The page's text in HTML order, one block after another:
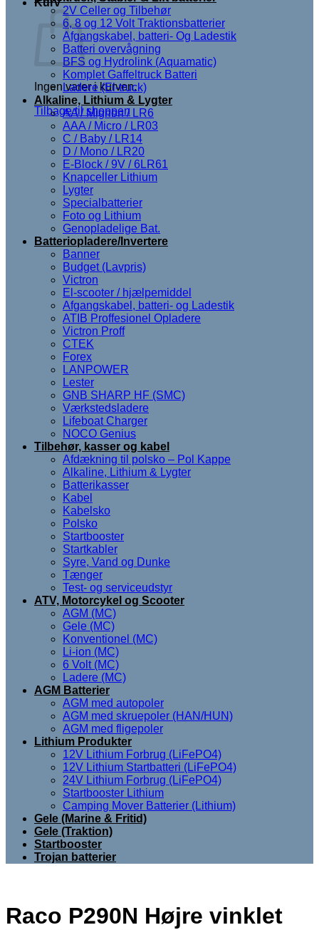
Kurv
Ingen varer i kurven.
Tilbage til shoppen
2V Celler og Tilbehør
6, 8 og 12 Volt Traktionsbatterier
Afgangskabel, batteri- Og Ladestik
Batteri overvågning
BFS og Hydrolink (Aquamatic)
Komplet Gaffeltruck Batteri
Ladere (El-truck)
Alkaline, Lithium & Lygter
AA / Mignon / LR6
AAA / Micro / LR03
C / Baby / LR14
D / Mono / LR20
E-Block / 9V / 6LR61
Knapceller Lithium
Lygter
Specialbatterier
Foto og Lithium
Genopladelige Bat.
Batteriopladere/Invertere
Banner
Budget (Lavpris)
Victron
El-scooter / hjælpemiddel
Afgangskabel, batteri- og Ladestik
ATIB Proffesionel Opladere
Victron Proff
CTEK
Forex
LANPOWER
Lester
GNB SHARP HF (SMC)
Værkstedsladere
Lifeboat Charger
NOCO Genius
Tilbehør, kasser og kabel
Afdækning til polsko – Pol Kappe
Alkaline, Lithium & Lygter
Batterikasser
Kabel
Kabelsko
Polsko
Startbooster
Startkabler
Syre, Vand og Dunke
Tænger
Test- og serviceudstyr
ATV, Motorcykel og Scooter
AGM (MC)
Gele (MC)
Konventionel (MC)
Li-ion (MC)
6 Volt (MC)
Ladere (MC)
AGM Batterier
AGM med autopoler
AGM med skruepoler (HAN/HUN)
AGM med fligepoler
Lithium Produkter
12V Lithium Forbrug (LiFePO4)
12V Lithium Startbatteri (LiFePO4)
24V Lithium Forbrug (LiFePO4)
Startbooster Lithium
Camping Mover Batterier (Lithium)
Gele (Marine & Fritid)
Gele (Traktion)
Startbooster
Trojan batterier
Raco P290N Højre vinklet